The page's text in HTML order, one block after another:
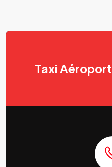
Taxi Aéroport